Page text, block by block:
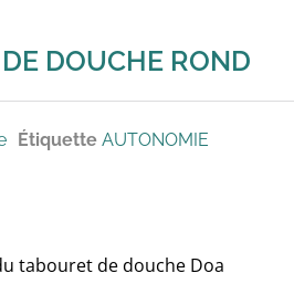
DOUCHE ROND
Étiquette AUTONOMIE
tabouret de douche Doa